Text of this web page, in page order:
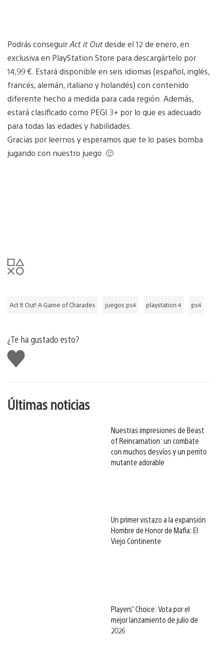
Podrás conseguirAct it Outdesde el 12 de enero, en
exclusiva en PlayStation Store para descargártelo por
14,99 €. Estará disponible en seis idiomas (español, inglés,
francés, alemán, italiano y holandés) con contenido
diferente hecho a medida para cada región. Además,
estará clasificado como PEGI 3+ por lo que es adecuado
para todas las edades y habilidades.
Gracias por leernos y esperamos que te lo pases bomba
jugando con nuestro juego. 🙂
Act It Out! A Game of Charades juegos ps4 playstation 4 ps4
¿Te ha gustado esto?
Me
gusta
Últimas noticias
Nuestras impresiones de Beast
of Reincarnation: un combate
con muchos desvíos y un perrito
mutante adorable
Un primer vistazo a la expansión
Hombre de Honor de Mafia: El
Viejo Continente
Players’ Choice: Vota por el
mejor lanzamiento de julio de
2026